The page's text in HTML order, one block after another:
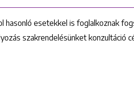
hasonló esetekkel is foglalkoznak
szakrendelésünket konzultáció